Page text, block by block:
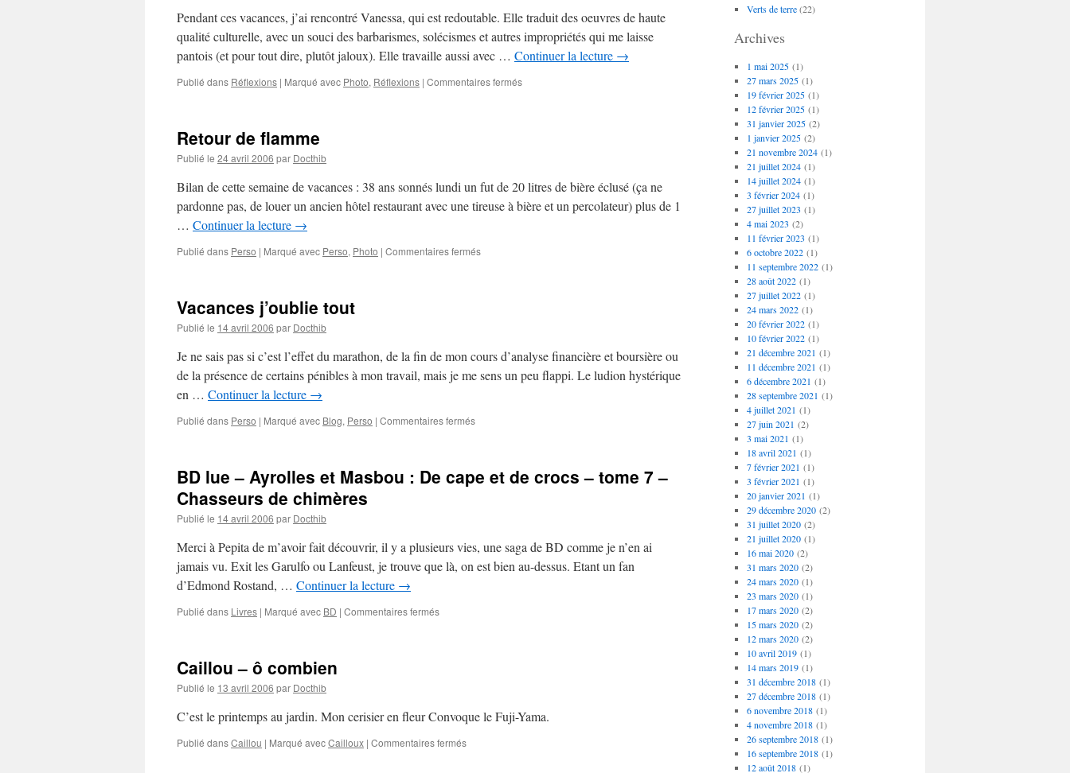
Pendant ces vacances, j’ai rencontré Vanessa, qui est redoutable. Elle traduit des oeuvres de haute
qualité culturelle, avec un souci des barbarismes, solécismes et autres impropriétés qui me laisse
pantois (et pour tout dire, plutôt jaloux). Elle travaille aussi avec … Continuer la lecture →
Publié dans Réflexions | Marqué avec Photo, Réflexions | Commentaires ferméssur
Retour de flamme
Publié le 24 avril 2006 par Docthib
Bilan de cette semaine de vacances : 38 ans sonnés lundi un fut de 20 litres de bière éclusé (ça ne
pardonne pas, de louer un ancien hôtel restaurant avec une tireuse à bière et un percolateur) plus de 1
… Continuer la lecture →
Publié dans Perso | Marqué avec Perso, Photo | Commentaires ferméssur
Vacances j’oublie tout
Publié le 14 avril 2006 par Docthib
Je ne sais pas si c’est l’effet du marathon, de la fin de mon cours d’analyse financière et boursière ou
de la présence de certains pénibles à mon travail, mais je me sens un peu flappi. Le ludion hystérique
en … Continuer la lecture →
Publié dans Perso | Marqué avec Blog, Perso | Commentaires ferméssur
BD lue – Ayrolles et Masbou : De cape et de crocs – tome 7 –
Chasseurs de chimères
Publié le 14 avril 2006 par Docthib
Merci à Pepita de m’avoir fait découvrir, il y a plusieurs vies, une saga de BD comme je n’en ai
jamais vu. Exit les Garulfo ou Lanfeust, je trouve que là, on est bien au-dessus. Etant un fan
d’Edmond Rostand, … Continuer la lecture →
Publié dans Livres | Marqué avec BD | Commentaires ferméssur
De
cape
Caillou – ô combien
Publié le 13 avril 2006 par Docthib
C’est le printemps au jardin. Mon cerisier en fleur Convoque le Fuji-Yama.
Publié dansCaillou | Marqué avecCailloux | Commentaires ferméssur
Verts de terre(22)
Archives
1 mai 2025(1)
27 mars 2025(1)
19 février 2025(1)
12 février 2025(1)
31 janvier 2025(2)
1 janvier 2025(2)
21 novembre 2024(1)
21 juillet 2024(1)
14 juillet 2024(1)
3 février 2024(1)
27 juillet 2023 (1)
4 mai 2023 (2)
11 février 2023 (1)
6 octobre 2022(1)
11 septembre 2022(1)
28 août 2022(1)
27 juillet 2022(1)
24 mars 2022(1)
20 février 2022(1)
10 février 2022(1)
21 décembre 2021 (1)
11 décembre 2021 (1)
6 décembre 2021 (1)
28 septembre 2021 (1)
4 juillet 2021 (1)
27 juin 2021 (2)
3 mai 2021 (1)
18 avril 2021 (1)
7 février 2021 (1)
3 février 2021 (1)
20 janvier 2021 (1)
29 décembre 2020(2)
31 juillet 2020(2)
21 juillet 2020(1)
16 mai 2020(2)
31 mars 2020(2)
24 mars 2020(1)
23 mars 2020(1)
17 mars 2020(2)
15 mars 2020(2)
12 mars 2020(2)
10 avril 2019(1)
14 mars 2019(1)
31 décembre 2018(1)
27 décembre 2018(1)
6 novembre 2018(1)
4 novembre 2018(1)
26 septembre 2018(1)
16 septembre 2018(1)
12 août 2018(1)